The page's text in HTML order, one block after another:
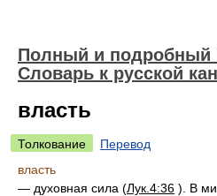
Полный и подробный
Словарь к русской
власть
Толкование
Перевод
власть
— духовная сила (Лук.4:36 ). В